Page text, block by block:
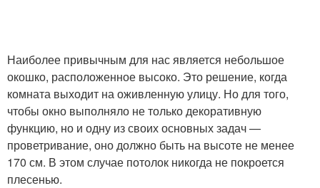
Наиболее привычным для нас является небольшое
окошко, расположенное высоко. Это решение, когда
комната выходит на оживленную улицу. Но для того,
чтобы окно выполняло не только декоративную
функцию, но и одну из своих основных задач —
проветривание, оно должно быть на высоте не менее
170 см. В этом случае потолок никогда не покроется
плесенью.